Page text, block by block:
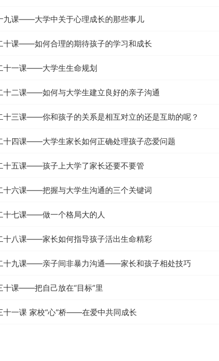
九课——大学中关于心理成长的那些事儿
十课——如何合理的期待孩子的学习和成长
十一课——大学生生命规划
十二课——如何与大学生建立良好的亲子沟通
十三课——你和孩子的关系是相互对立的还是互助的呢？
十四课——大学生家长如何正确处理孩子恋爱问题
十五课——孩子上大学了家长还要不要管
十六课——把握与大学生沟通的三个关键词
十七课——做一个格局大的人
十八课——家长如何指导孩子活出生命精彩
十九课——亲子间非暴力沟通——家长和孩子相处技巧
十课——把自己放在“目标”里
十一课 家校“心”桥——在爱中共同成长